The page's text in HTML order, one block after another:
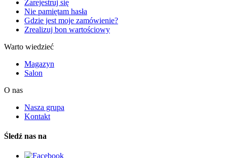
Zarejestruj się
Nie pamiętam hasła
Gdzie jest moje zamówienie?
Zrealizuj bon wartościowy
Warto wiedzieć
Magazyn
Salon
O nas
Nasza grupa
Kontakt
Śledź nas na